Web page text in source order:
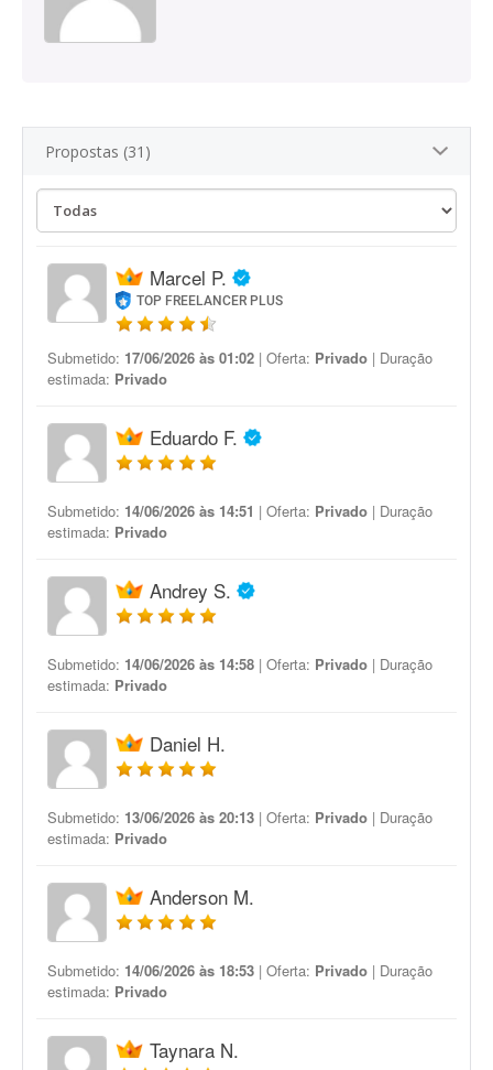
Propostas (31)
Marcel P.
TOP FREELANCER PLUS
Submetido: 17/06/2026 às 01:02 | Oferta: Privado | Duração
estimada: Privado
Eduardo F.
Submetido: 14/06/2026 às 14:51 | Oferta: Privado | Duração
estimada: Privado
Andrey S.
Submetido: 14/06/2026 às 14:58 | Oferta: Privado | Duração
estimada: Privado
Daniel H.
Submetido: 13/06/2026 às 20:13 | Oferta: Privado | Duração
estimada: Privado
Anderson M.
Submetido: 14/06/2026 às 18:53 | Oferta: Privado | Duração
estimada: Privado
Taynara N.